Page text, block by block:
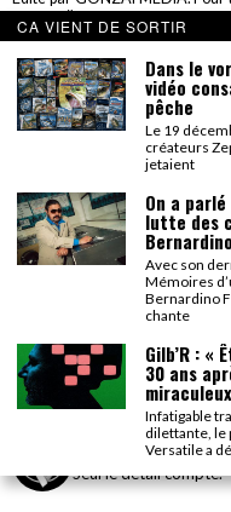
GONZAÏ, 75018 Paris
Dans le vortex des
On a parlé Dolce
Femminielli
Gilb’R : « Être encore
Plage de Rock : et si
Un reportage pas
gonzai_magazine
Seul le détail compte.
CA VIENT DE SORTIR
Dans le
vidéo
pêche
Le 19
créateurs
jetaient
On a
lutte des
Avec son
Mémoires
Bernardino
chante
Gilb’R : «
30 ans
Infatigable
dilettante, le
Versatile a